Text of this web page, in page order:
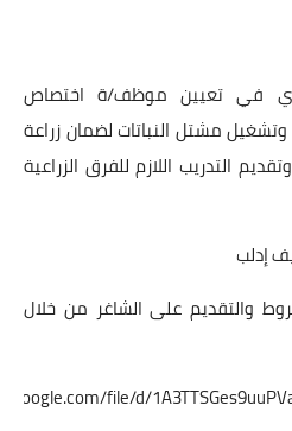
في تعيين موظف/ة اختصاص
مشتل النباتات لضمان زراعة
التدريب اللازم للفرق الزراعية
إدلب
والتقديم على الشاغر من خلال
file/d/